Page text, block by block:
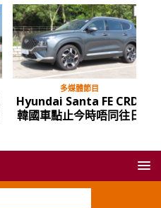
多媒體節目
Hyundai Santa FE CRDi
韓國車點止今時唔同往日